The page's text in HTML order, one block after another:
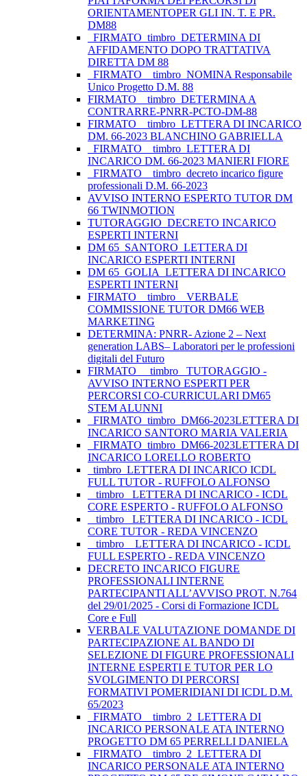
ORIENTAMENTOPER GLI IN. T. E PR.
DM88
_FIRMATO_timbro_DETERMINA DI
AFFIDAMENTO DOPO TRATTATIVA
DIRETTA DM 88
_FIRMATO__timbro_NOMINA Responsabile
Unico Progetto D.M. 88
FIRMATO__timbro_DETERMINA A
CONTRARRE-PNRR-PCTO-DM-88
FIRMATO__timbro_LETTERA DI INCARICO
DM. 66-2023 BLANCHINO GABRIELLA
_FIRMATO__timbro_LETTERA DI
INCARICO DM. 66-2023 MANIERI FIORE
_FIRMATO__timbro_decreto incarico figure
professionali D.M. 66-2023
AVVISO INTERNO ESPERTO TUTOR DM
66 TWINMOTION
TUTORAGGIO_DECRETO INCARICO
ESPERTI INTERNI
DM 65_SANTORO_LETTERA DI
INCARICO ESPERTI INTERNI
DM 65_GOLIA_LETTERA DI INCARICO
ESPERTI INTERNI
FIRMATO _ timbro _ VERBALE
COMMISSIONE TUTOR DM66 WEB
MARKETING
DETERMINA: PNRR- Azione 2 – Next
generation LABS– Laboratori per le professioni
digitali del Futuro
FIRMATO__ timbro _TUTORAGGIO -
AVVISO INTERNO ESPERTI PER
PERCORSI CO-CURRICULARI DM65
STEM ALUNNI
_FIRMATO_timbro_DM66-2023LETTERA DI
INCARICO SANTORO MARIA VALERIA
_FIRMATO_timbro_DM66-2023LETTERA DI
INCARICO LORELLO ROBERTO
_timbro_LETTERA DI INCARICO ICDL
FULL TUTOR - RUFFOLO ALFONSO
_ timbro _LETTERA DI INCARICO - ICDL
CORE ESPERTO - RUFFOLO ALFONSO
_ timbro _LETTERA DI INCARICO - ICDL
CORE TUTOR - REDA VINCENZO
_ timbro _ LETTERA DI INCARICO - ICDL
FULL ESPERTO - REDA VINCENZO
DECRETO INCARICO FIGURE
PROFESSIONALI INTERNE
PARTECIPANTI ALL’AVVISO PROT. N.764
del 29/01/2025 - Corsi di Formazione ICDL
Core e Full
VERBALE VALUTAZIONE DOMANDE DI
PARTECIPAZIONE AL BANDO DI
SELEZIONE DI FIGURE PROFESSIONALI
INTERNE ESPERTI E TUTOR PER LO
SVOLGIMENTO DI PERCORSI
FORMATIVI POMERIDIANI DI ICDL D.M.
65/2023
_FIRMATO__timbro_2_LETTERA DI
INCARICO PERSONALE ATA INTERNO
PROGETTO DM 65 PERRELLI DANIELA
_FIRMATO__timbro_2_LETTERA DI
INCARICO PERSONALE ATA INTERNO